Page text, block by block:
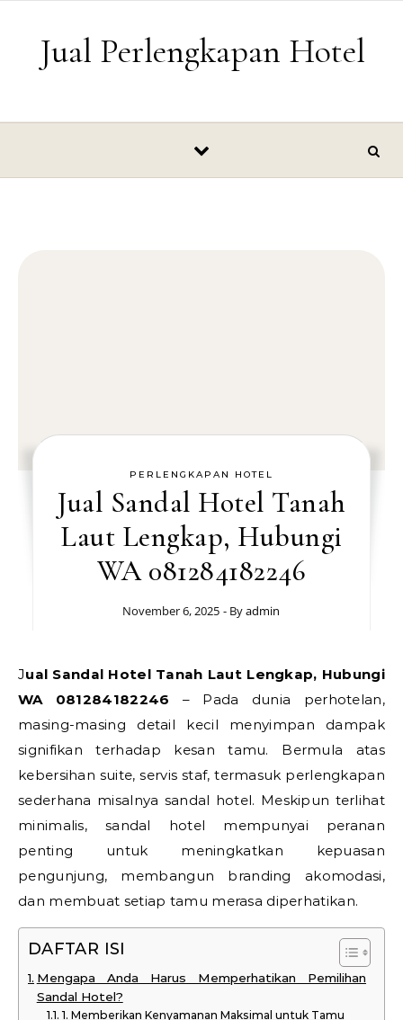
Jual Perlengkapan Hotel
PERLENGKAPAN HOTEL
Jual Sandal Hotel Tanah
Laut Lengkap, Hubungi
WA 081284182246
November 6, 2025 - Byadmin
Jual Sandal Hotel Tanah Laut Lengkap, Hubungi
WA 081284182246 – Pada dunia perhotelan,
masing-masing detail kecil menyimpan dampak
signifikan terhadap kesan tamu. Bermula atas
kebersihan suite, servis staf, termasuk perlengkapan
sederhana misalnya sandal hotel. Meskipun terlihat
minimalis, sandal hotel mempunyai peranan
penting untuk meningkatkan kepuasan
pengunjung, membangun branding akomodasi,
dan membuat setiap tamu merasa diperhatikan.
DAFTAR ISI
Mengapa Anda Harus Memperhatikan Pemilihan
Sandal Hotel?
1. Memberikan Kenyamanan Maksimal untuk Tamu